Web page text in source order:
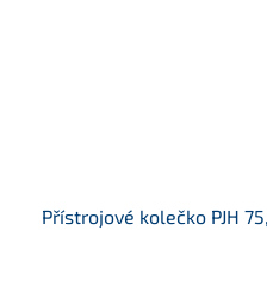
Přístrojové kolečko PJH